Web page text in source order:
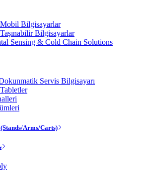
Bilgisayarlar
Bilgisayarlar
Sensing & Cold Chain Solutions
Servis Bilgisayarı
Arms/Carts)